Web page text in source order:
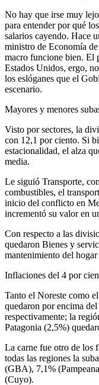
No hay que irse muy
para entender por qué
salarios cayendo. Hace
ministro de Economía
macro funcione bien. El
Estados Unidos, ergo,
los eslóganes que el
escenario.
Mayores y menores
Visto por sectores, la
con 12,1 por ciento. Si
estacionalidad, el alza
media.
Le siguió Transporte,
combustibles, el
inicio del conflicto en
incrementó su valor en
Con respecto a las
quedaron Bienes y
mantenimiento del
Inflaciones del 4 por
Tanto el Noreste como
quedaron por encima
respectivamente; la
Patagonia (2,5%)
La carne fue otro de los
todas las regiones la
(GBA), 7,1%
(Cuyo).